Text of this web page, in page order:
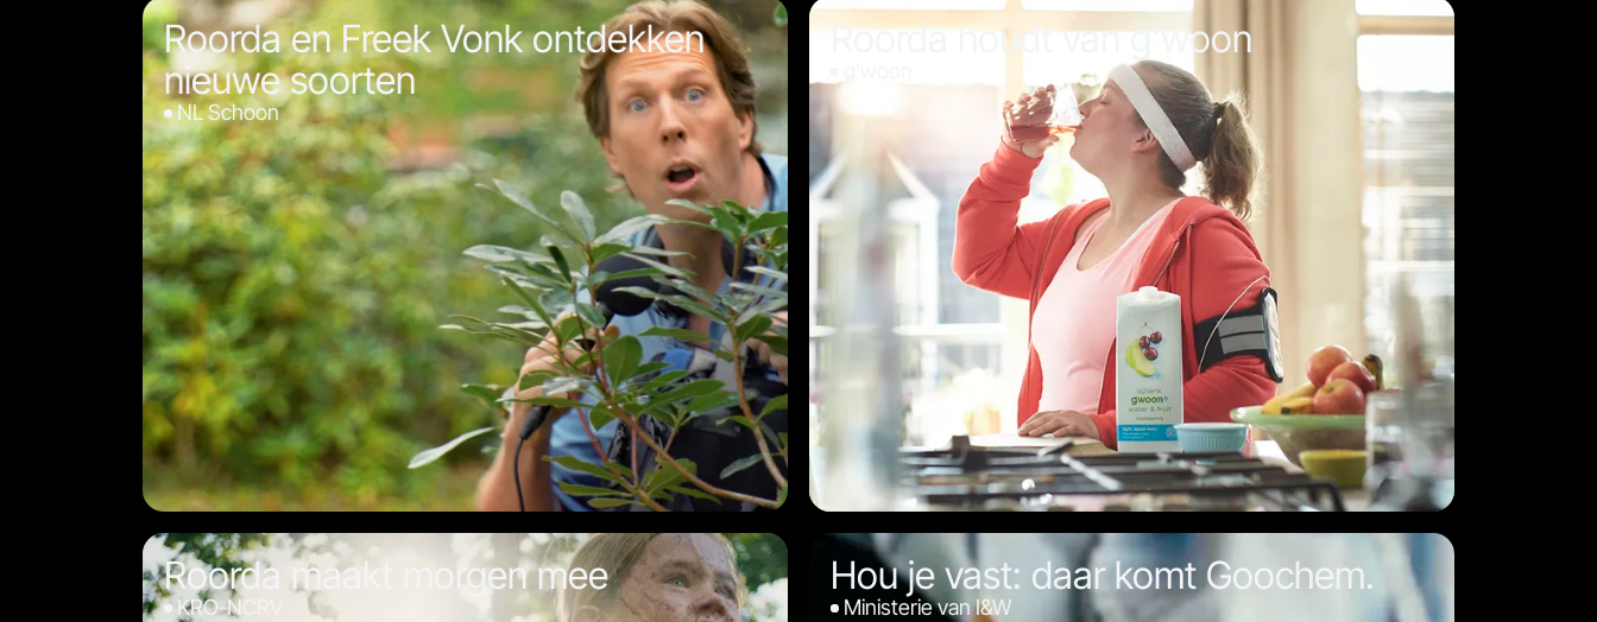
Roorda en Freek Vonk ontdekken
nieuwe soorten
NL Schoon
Roorda houdt van g'woon
Roorda maakt morgen mee
KRO-NCRV
Hou je vast: daar komt Goochem.
Ministerie van I&W